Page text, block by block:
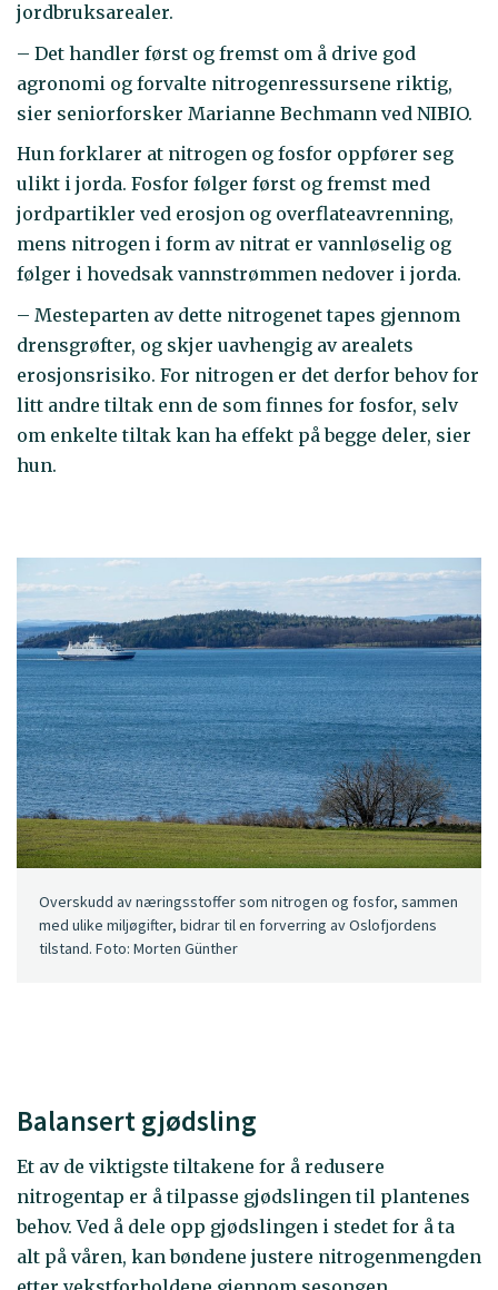
jordbruksarealer.
– Det handler først og fremst om å drive god
agronomi og forvalte nitrogenressursene riktig,
sier seniorforsker Marianne Bechmann ved NIBIO.
Hun forklarer at nitrogen og fosfor oppfører seg
ulikt i jorda. Fosfor følger først og fremst med
jordpartikler ved erosjon og overflateavrenning,
mens nitrogen i form av nitrat er vannløselig og
følger i hovedsak vannstrømmen nedover i jorda.
– Mesteparten av dette nitrogenet tapes gjennom
drensgrøfter, og skjer uavhengig av arealets
erosjonsrisiko. For nitrogen er det derfor behov for
litt andre tiltak enn de som finnes for fosfor, selv
om enkelte tiltak kan ha effekt på begge deler, sier
hun.
Overskudd av næringsstoffer som nitrogen og fosfor, sammen
med ulike miljøgifter, bidrar til en forverring av Oslofjordens
tilstand. Foto: Morten Günther
Balansert gjødsling
Et av de viktigste tiltakene for å redusere
nitrogentap er å tilpasse gjødslingen til plantenes
behov. Ved å dele opp gjødslingen i stedet for å ta
alt på våren, kan bøndene justere nitrogenmengden